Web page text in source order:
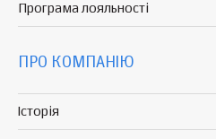
Програма лояльності
ПРО КОМПАНІЮ
Історія